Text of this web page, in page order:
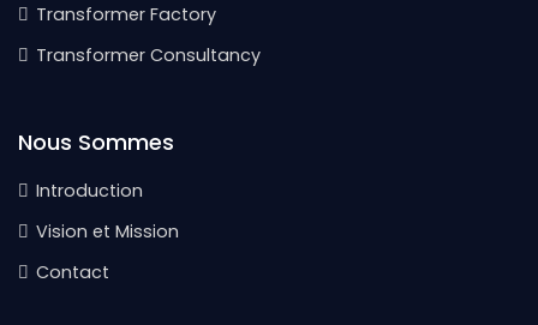
Transformer Factory
Transformer Consultancy
Nous Sommes
Introduction
Vision et Mission
Contact